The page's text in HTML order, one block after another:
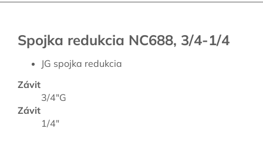
Spojka redukcia NC688, 3/4-1/4
JG spojka redukcia
Závit
3/4"G
Závit
1/4"